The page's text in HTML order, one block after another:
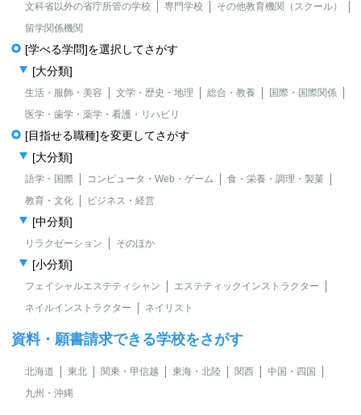
文科省以外の省庁所管の学校
専門学校
その他教育機関（スクール）
留学関係機関
[学べる学問]を選択してさがす
[大分類]
生活・服飾・美容 文学・歴史・地理 総合・教養
国際・国際関係
医学・歯学・薬学・看護・リハビリ
[目指せる職種]を変更してさがす
[大分類]
語学・国際 コンピュータ・Web・ゲーム
食・栄養・調理・製菓
教育・文化
ビジネス・経営
[中分類]
リラクゼーション そのほか
[小分類]
フェイシャルエステティシャン
エステティックインストラクター
ネイルインストラクター
ネイリスト
資料・願書請求できる学校をさがす
北海道 東北 関東・甲信越 東海・北陸 関西
中国・四国
九州・沖縄